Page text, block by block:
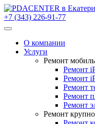
+7 (343) 226-91-77
О компании
Услуги
Ремонт
Ремонт
Ремонт
Ремонт
Ремонт
Ремонт
Ремонт